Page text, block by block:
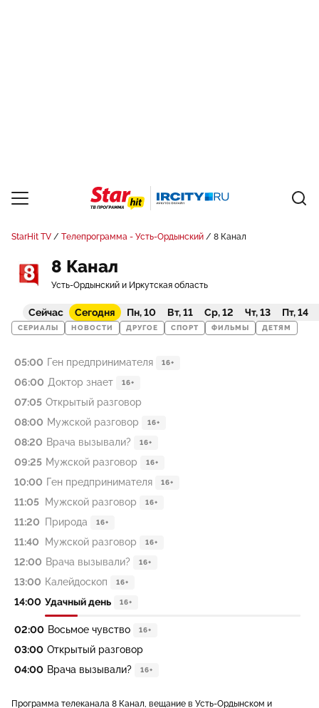
StarHit TV Телепрограмма - Усть-Ордынский 8 Канал
8 Канал
Усть-Ордынский и Иркутская область
Сейчас Сегодня Пн, 10 Вт, 11 Ср, 12 Чт, 13 Пт, 14
СЕРИАЛЫ НОВОСТИ ДРУГОЕ СПОРТ ФИЛЬМЫ ДЕТЯМ
05:00 Ген предпринимателя 16+
06:00 Доктор знает 16+
07:05 Открытый разговор
08:00 Мужской разговор 16+
08:20 Врача вызывали? 16+
09:25 Мужской разговор 16+
10:00 Ген предпринимателя 16+
11:05 Мужской разговор 16+
11:20 Природа 16+
11:40 Мужской разговор 16+
12:00 Врача вызывали? 16+
13:00 Калейдоскоп 16+
14:00 Удачный день 16+
02:00 Восьмое чувство 16+
03:00 Открытый разговор
04:00 Врача вызывали? 16+
Программа телеканала 8 Канал, вещание в Усть-Ордынском и